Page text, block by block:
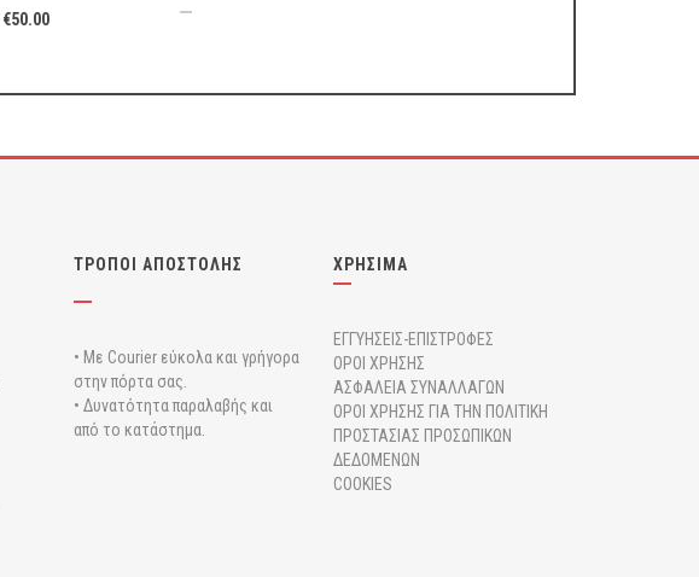
€50.00
ΤΡΟΠΟΙ ΑΠΟΣΤΟΛΗΣ
• Με Courier εύκολα και γρήγορα
στην πόρτα σας.
• Δυνατότητα παραλαβής και
από το κατάστημα.
ΧΡΗΣΙΜΑ
ΕΓΓΥΗΣΕΙΣ-ΕΠΙΣΤΡΟΦΕΣ
ΟΡΟΙ ΧΡΗΣΗΣ
ΑΣΦΑΛΕΙΑ ΣΥΝΑΛΛΑΓΩΝ
ΟΡΟΙ ΧΡΗΣΗΣ ΓΙΑ ΤΗΝ ΠΟΛΙΤΙΚΗ
ΠΡΟΣΤΑΣΙΑΣ ΠΡΟΣΩΠΙΚΩΝ
ΔΕΔΟΜΕΝΩΝ
COOKIES